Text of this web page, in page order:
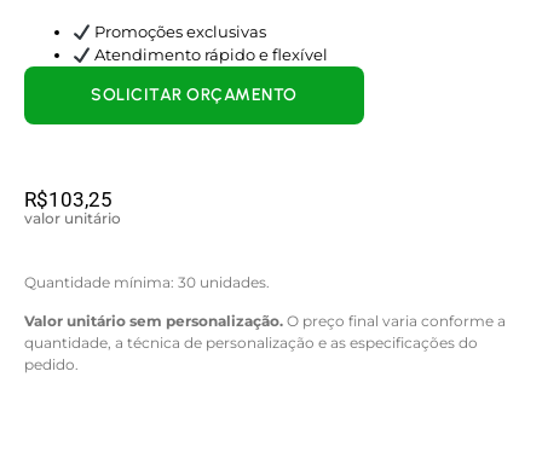
Promoções exclusivas
Atendimento rápido e flexível
R$103,25
valor unitário
Quantidade mínima: 30 unidades.
Valor unitário sem personalização. O preço final varia conforme a
quantidade, a técnica de personalização e as especificações do
pedido.
SOLICITAR ORÇAMENTO